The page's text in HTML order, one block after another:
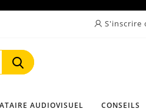
S'inscrire
AUDIOVISUEL CONSEILS